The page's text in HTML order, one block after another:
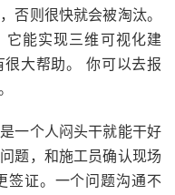
否则很快就会被淘汰。
它能实现三维可视化建
大帮助。 你可以去报
一个人闷头干就能干好
题，和施工员确认现场
签证。一个问题沟通不